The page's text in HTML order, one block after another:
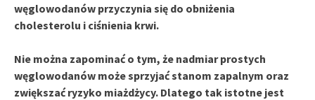
węglowodanów przyczynia się do obniżenia
cholesterolu i ciśnienia krwi.
Nie można zapominać o tym, że nadmiar prostych
węglowodanów może sprzyjać stanom zapalnym oraz
zwiększać ryzyko miażdżycy. Dlatego tak istotne jest